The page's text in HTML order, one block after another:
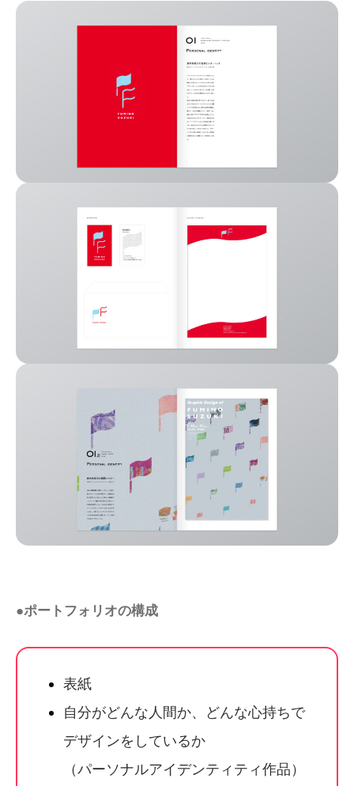
●ポートフォリオの構成
表紙
自分がどんな人間か、どんな心持ちで
デザインをしているか
（パーソナルアイデンティティ作品）